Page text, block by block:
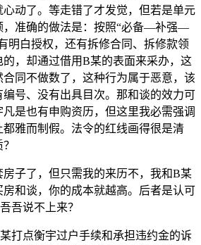
动了。等走错了才发觉，但若是单元
，准确的做法是：按照“必备—补强—
明白授权，还有拆修合同、拆修款领
，却通过借用B某的表面来采办，这
同不做数了，这种行为属于恶意，该
号、没有出具目次。那和谈的效力可
是也有申购资历，但这里我必需强调
雅而制假。法令的红线画得很是清
了，但只需我的来历不，我和B某
和谈，你的成本就越高。后者是认可
吾说不上来？
点衡宇过户手续和承担违约金的诉